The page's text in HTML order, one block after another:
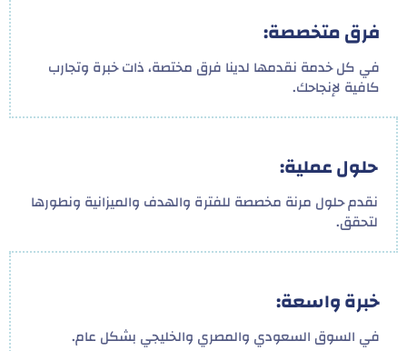
فرق متخصصة:
في كل خدمة نقدمها لدينا فرق مختصة، ذات خبرة وتجارب
كافية لإنجاحك.
حلول عملية:
نقدم حلول مرنة مخصصة للفترة والهدف والميزانية ونطورها
لتحقق.
خبرة واسعة:
في السوق السعودي والمصري والخليجي بشكل عام.